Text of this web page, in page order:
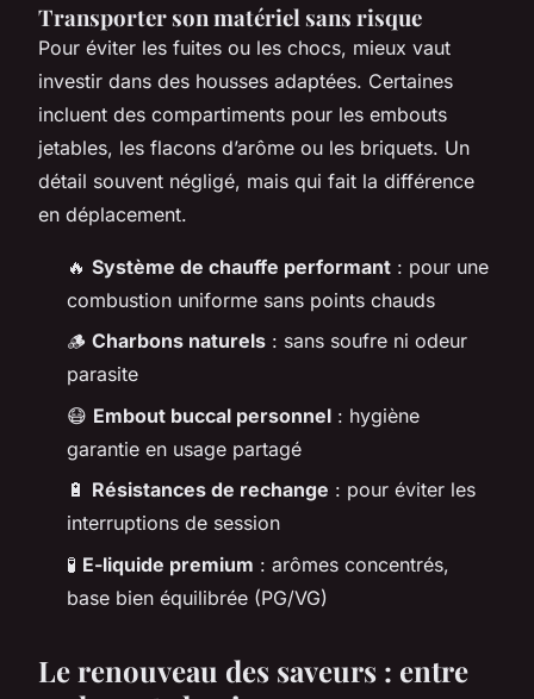
Transporter son matériel sans risque
Pour éviter les fuites ou les chocs, mieux vaut
investir dans des housses adaptées. Certaines
incluent des compartiments pour les embouts
jetables, les flacons d’arôme ou les briquets. Un
détail souvent négligé, mais qui fait la différence
en déplacement.
🔥 Système de chauffe performant : pour une
combustion uniforme sans points chauds
🪵 Charbons naturels : sans soufre ni odeur
parasite
😷 Embout buccal personnel : hygiène
garantie en usage partagé
🔋 Résistances de rechange : pour éviter les
interruptions de session
🧪 E-liquide premium : arômes concentrés,
base bien équilibrée (PG/VG)
Le renouveau des saveurs : entre